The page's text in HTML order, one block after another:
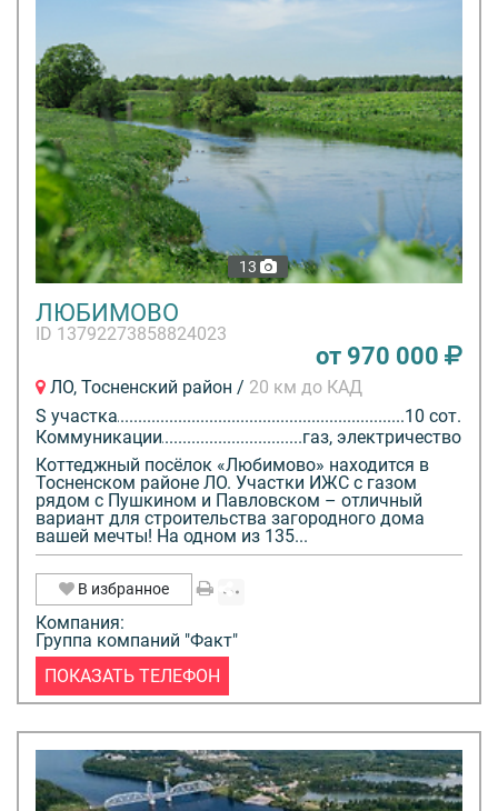
13
ЛЮБИМОВО
ID 13792273858824023
от 970 000
ЛО, Тосненский район / 20 км до КАД
S участка
10 сот.
Коммуникации
газ, электричество
Коттеджный посёлок «Любимово» находится в
Тосненском районе ЛО. Участки ИЖС с газом
рядом с Пушкином и Павловском – отличный
вариант для строительства загородного дома
вашей мечты! На одном из 135...
В избранное
Компания:
Группа компаний "Факт"
ПОКАЗАТЬ ТЕЛЕФОН